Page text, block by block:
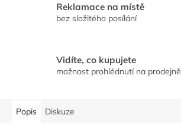
Reklamace na místě
bez složitého posílání
Vidíte, co kupujete
možnost prohlédnutí na prodejně
Popis Diskuze